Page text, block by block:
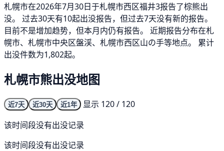
札幌市在2026年7月30日于札幌市西区福井3报告了棕熊出
没。 过去30天有10起出没报告，但过去7天没有新的报告。
目前不是增加趋势，但本月内仍有报告。 近期报告分布在札
幌市、札幌市中央区盤渓、札幌市西区山の手等地点。 累计
出没件数为1,802起。
札幌市熊出没地图
近7天 近30天 近1年
显示 120 / 120
该时间段没有出没记录
该时间段没有出没记录